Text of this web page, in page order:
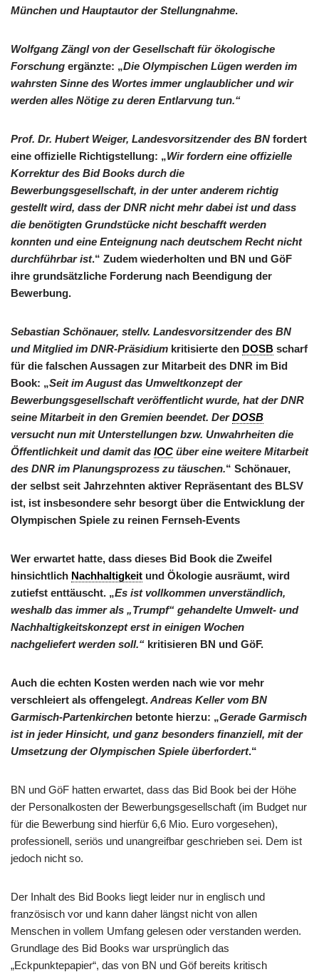
München und Hauptautor der Stellungnahme.
Wolfgang Zängl von der Gesellschaft für ökologische
Forschung ergänzte: „Die Olympischen Lügen werden im
wahrsten Sinne des Wortes immer unglaublicher und wir
werden alles Nötige zu deren Entlarvung tun.“
Prof. Dr. Hubert Weiger, Landesvorsitzender des BN fordert
eine offizielle Richtigstellung: „Wir fordern eine offizielle
Korrektur des Bid Books durch die
Bewerbungsgesellschaft, in der unter anderem richtig
gestellt wird, dass der DNR nicht mehr dabei ist und dass
die benötigten Grundstücke nicht beschafft werden
konnten und eine Enteignung nach deutschem Recht nicht
durchführbar ist.“ Zudem wiederholten und BN und GöF
ihre grundsätzliche Forderung nach Beendigung der
Bewerbung.
Sebastian Schönauer, stellv. Landesvorsitzender des BN
und Mitglied im DNR-Präsidium kritisierte den DOSB scharf
für die falschen Aussagen zur Mitarbeit des DNR im Bid
Book: „Seit im August das Umweltkonzept der
Bewerbungsgesellschaft veröffentlicht wurde, hat der DNR
seine Mitarbeit in den Gremien beendet. DerDOSB
versucht nun mit Unterstellungen bzw. Unwahrheiten die
Öffentlichkeit und damit das IOC über eine weitere Mitarbeit
des DNR im Planungsprozess zu täuschen.“ Schönauer,
der selbst seit Jahrzehnten aktiver Repräsentant des BLSV
ist, ist insbesondere sehr besorgt über die Entwicklung der
Olympischen Spiele zu reinen Fernseh-Events
Wer erwartet hatte, dass dieses Bid Book die Zweifel
hinsichtlich Nachhaltigkeit und Ökologie ausräumt, wird
zutiefst enttäuscht. „Es ist vollkommen unverständlich,
weshalb das immer als „Trumpf“ gehandelte Umwelt- und
Nachhaltigkeitskonzept erst in einigen Wochen
nachgeliefert werden soll.“ kritisieren BN und GöF.
Auch die echten Kosten werden nach wie vor mehr
verschleiert als offengelegt.Andreas Keller vom BN
Garmisch-Partenkirchen betonte hierzu: „Gerade Garmisch
ist in jeder Hinsicht, und ganz besonders finanziell, mit der
Umsetzung der Olympischen Spiele überfordert.“
BN und GöF hatten erwartet, dass das Bid Book bei der Höhe
der Personalkosten der Bewerbungsgesellschaft (im Budget nur
für die Bewerbung sind hierfür 6,6 Mio. Euro vorgesehen),
professionell, seriös und unangreifbar geschrieben sei. Dem ist
jedoch nicht so.
Der Inhalt des Bid Books liegt leider nur in englisch und
französisch vor und kann daher längst nicht von allen
Menschen in vollem Umfang gelesen oder verstanden werden.
Grundlage des Bid Books war ursprünglich das
„Eckpunktepapier“, das von BN und Göf bereits kritisch